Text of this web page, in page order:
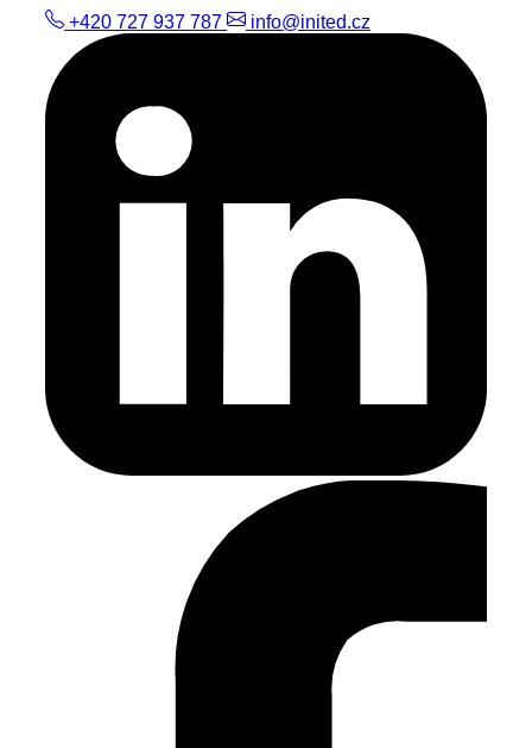
+420 727 937 787 info@inited.cz